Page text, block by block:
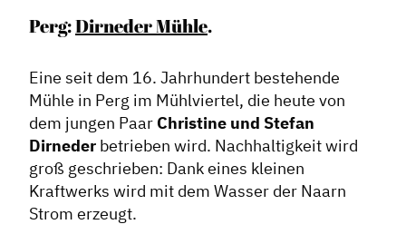
Perg:Dirneder Mühle.
Eine seit dem 16. Jahrhundert bestehende
Mühle in Perg im Mühlviertel, die heute von
dem jungen Paar Christine und Stefan
Dirneder betrieben wird. Nachhaltigkeit wird
groß geschrieben: Dank eines kleinen
Kraftwerks wird mit dem Wasser der Naarn
Strom erzeugt.